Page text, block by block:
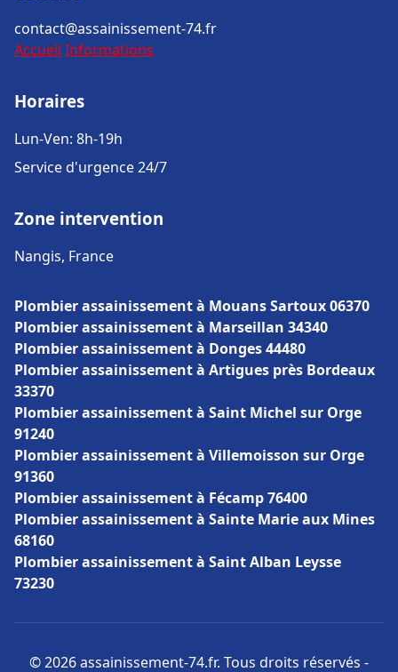
contact@assainissement-74.fr
Accueil Informations
Horaires
Lun-Ven: 8h-19h
Service d'urgence 24/7
Zone intervention
Nangis, France
Plombier assainissement à Mouans Sartoux 06370
Plombier assainissement à Marseillan 34340
Plombier assainissement à Donges 44480
Plombier assainissement à Artigues près Bordeaux
33370
Plombier assainissement à Saint Michel sur Orge
91240
Plombier assainissement à Villemoisson sur Orge
91360
Plombier assainissement à Fécamp 76400
Plombier assainissement à Sainte Marie aux Mines
68160
Plombier assainissement à Saint Alban Leysse
73230
© 2026 assainissement-74.fr. Tous droits réservés -